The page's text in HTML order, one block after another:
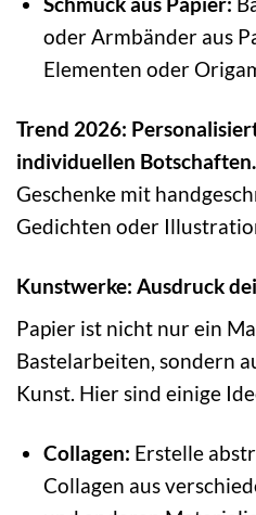
oder Armbänder aus
Elementen oder
Trend 2026:
individuellen Botschaften.
Geschenke mit
Gedichten oder
Kunstwerke: Ausdruck
Papier ist nicht nur ein
Bastelarbeiten, sondern
Kunst. Hier sind einige
Collagen: Erstelle
Collagen aus